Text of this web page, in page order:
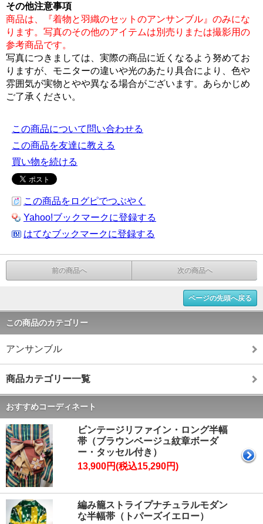
その他注意事項
商品は、『着物と羽織のセットのアンサンブル』のみにな
ります。写真のその他のアイテムは別売りまたは撮影用の
参考商品です。
写真につきましては、実際の商品に近くなるよう努めてお
りますが、モニターの違いや光のあたり具合により、色や
雰囲気が実物とやや異なる場合がございます。あらかじめ
ご了承ください。
この商品について問い合わせる
この商品を友達に教える
買い物を続ける
この商品をログピでつぶやく
Yahoo!ブックマークに登録する
はてなブックマークに登録する
前の商品へ 次の商品へ
ページの先頭へ戻る
この商品のカテゴリー
アンサンブル
商品カテゴリー一覧
おすすめコーディネート
ビンテージリファイン・ロング半幅
帯（ブラウンベージュ紋章ボーダ
ー・タッセル付き）
13,900円(税込15,290円)
編み籠ストライプナチュラルモダン
な半幅帯（トパーズイエロー）